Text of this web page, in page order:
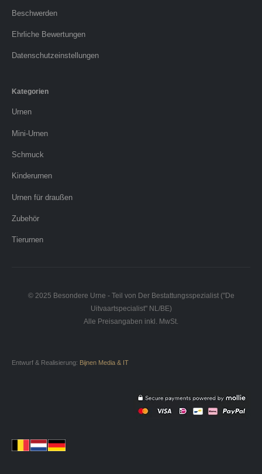
Beschwerden
Ehrliche Bewertungen
Datenschutzeinstellungen
Kategorien
Urnen
Mini-Urnen
Schmuck
Kinderurnen
Urnen für draußen
Zubehör
Tierurnen
© 2025 Besondere Urne - Teil von Der Bestattungsspezialist ("De
Uitvaartspecialist" NL/BE)
Alle Preisangaben inkl. MwSt.
Entwurf & Realisierung: Bijnen Media & IT